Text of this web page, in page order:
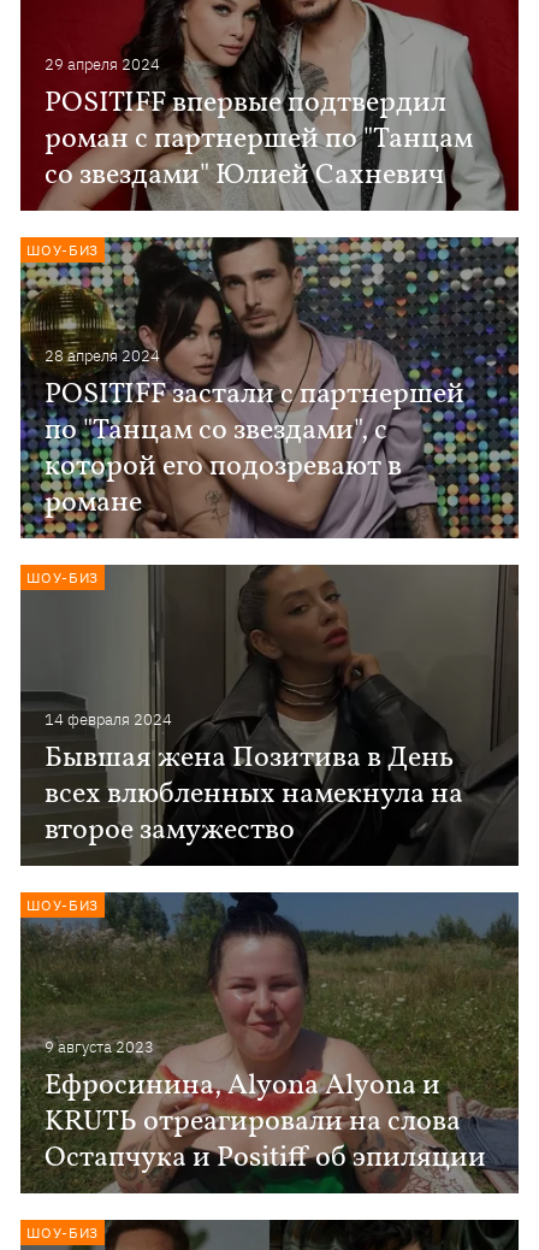
29 апреля 2024
POSITIFF впервые подтвердил
роман с партнершей по "Танцам
со звездами" Юлией Сахневич
28 апреля 2024
POSITIFF застали с партнершей
по "Танцам со звездами", с
которой его подозревают в
романе
ШОУ-БИЗ
14 февраля 2024
Бывшая жена Позитива в День
всех влюбленных намекнула на
второе замужество
ШОУ-БИЗ
9 августа 2023
Ефросинина, Alyona Alyona и
KRUTЬ отреагировали на слова
Остапчука и Positiff об эпиляции
ШОУ-БИЗ
ШОУ-БИЗ